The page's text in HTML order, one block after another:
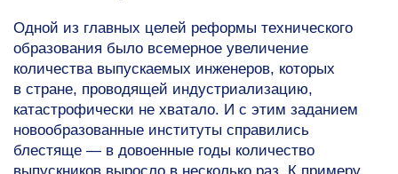
Одной из главных целей реформы технического
образования было всемерное увеличение
количества выпускаемых инженеров, которых
в стране, проводящей индустриализацию,
катастрофически не хватало. И с этим заданием
новообразованные институты справились
блестяще — в довоенные годы количество